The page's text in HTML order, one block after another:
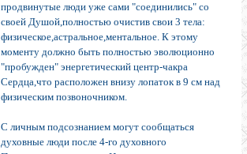
продвинутые люди уже сами "соединились" со
своей Душой,полностью очистив свои 3 тела:
физическое,астральное,ментальное. К этому
моменту должно быть полностью эволюционно
"пробужден" энергетический центр-чакра
Сердца,что расположен внизу лопаток в 9 см над
физическим позвоночником.
С личным подсознанием могут сообщаться
духовные люди после 4-го духовного